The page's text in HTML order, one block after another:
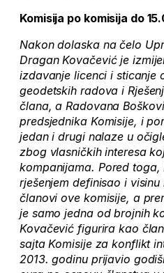
Komisija po komisija do
Nakon dolaska na čelo
Dragan Kovačević je
izdavanje licenci i sticanje
geodetskih radova i
člana, a Radovana
predsjednika Komisije, i
jedan i drugi nalaze u
zbog vlasničkih interesa
kompanijama. Pored toga,
rješenjem definisao i
članovi ove komisije, a
je samo jedna od brojnih
Kovačević figurira kao
sajta Komisije za konflikt
2013. godinu prijavio